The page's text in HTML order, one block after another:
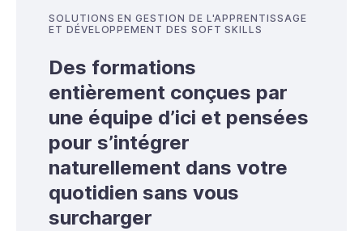
SOLUTIONS EN GESTION DE L'APPRENTISSAGE
ET DÉVELOPPEMENT DES SOFT SKILLS
Des formations
entièrement conçues par
une équipe d’ici et pensées
pour s’intégrer
naturellement dans votre
quotidien sans vous
surcharger